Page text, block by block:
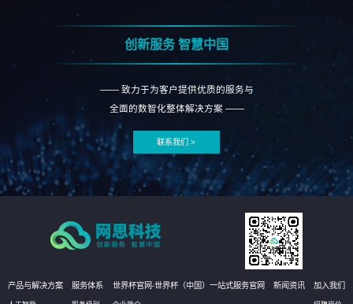
创新服务 智慧中国
—— 致力于为客户提供优质的服务与
全面的数智化整体解决方案 ——
联系我们 >
产品与解决方案 服务体系 世界杯官网-世界杯（中国）一站式服务官网 新闻资讯 加入我们